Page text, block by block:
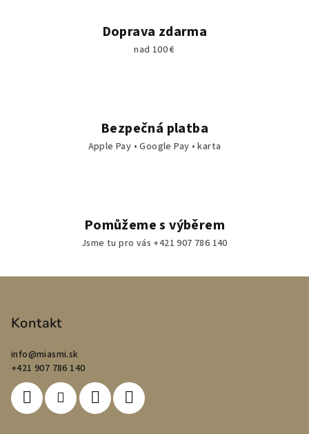
Doprava zdarma
nad 100 €
Bezpečná platba
Apple Pay • Google Pay • karta
Pomůžeme s výběrem
Jsme tu pro vás +421 907 786 140
Kontakt
info@miasmi.sk
+421 907 786 140